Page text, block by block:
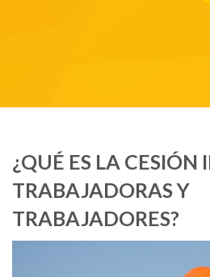
¿QUÉ ES LA CESIÓN
TRABAJADORAS Y
TRABAJADORES?